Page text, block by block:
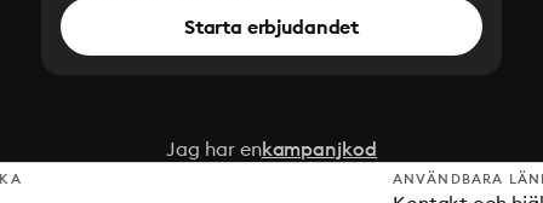
Starta erbjudandet
Jag har enkampanjkod
ANVÄNDBARA